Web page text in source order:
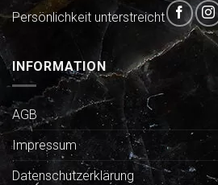
Persönlichkeit unterstreicht
INFORMATION
AGB
Impressum
Datenschutzerklärung